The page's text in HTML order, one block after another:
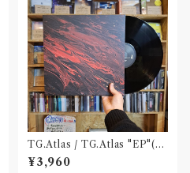
TG.Atlas / TG.Atlas "EP"(12
inch)〝旭川〟
¥3,960